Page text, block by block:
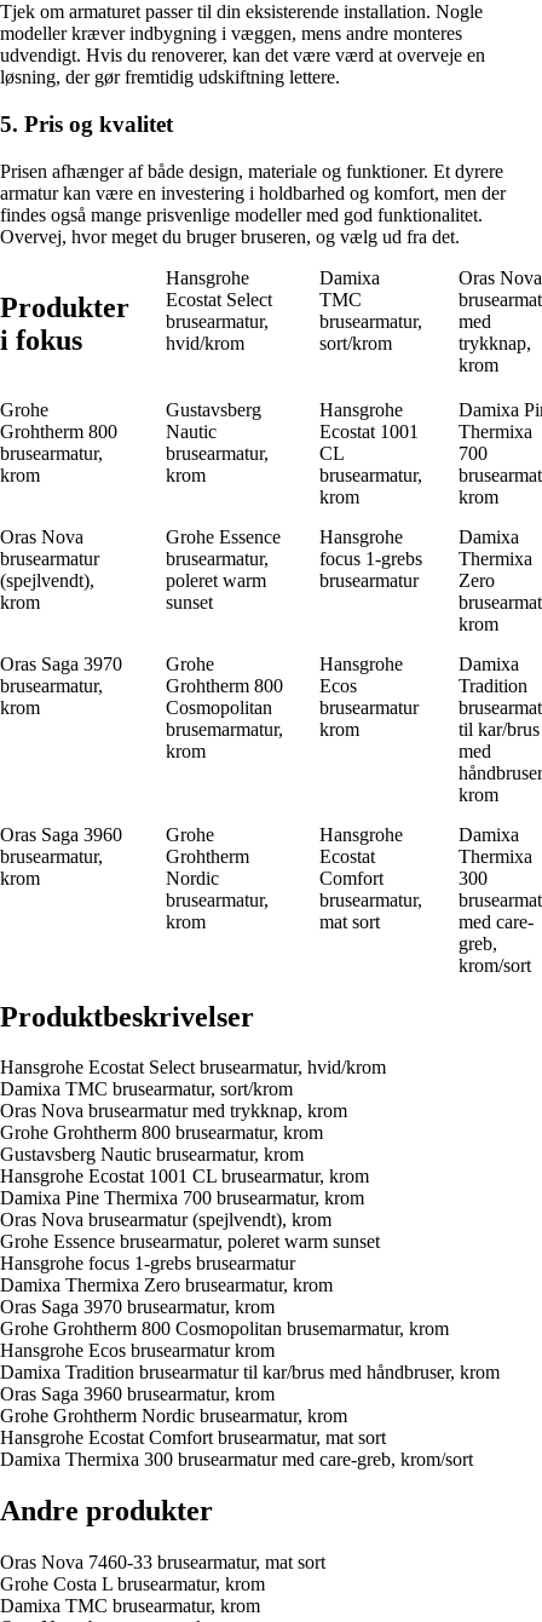
Tjek om armaturet passer til din eksisterende installation. Nogle
modeller kræver indbygning i væggen, mens andre monteres
udvendigt. Hvis du renoverer, kan det være værd at overveje en
løsning, der gør fremtidig udskiftning lettere.
5. Pris og kvalitet
Prisen afhænger af både design, materiale og funktioner. Et dyrere
armatur kan være en investering i holdbarhed og komfort, men der
findes også mange prisvenlige modeller med god funktionalitet.
Overvej, hvor meget du bruger bruseren, og vælg ud fra det.
Produkter
i fokus
Hansgrohe
Ecostat Select
brusearmatur,
hvid/krom
Damixa
TMC
brusearmatur,
sort/krom
Oras Nova
med
trykknap,
krom
Grohe
Grohtherm 800
brusearmatur,
krom
Gustavsberg
Nautic
brusearmatur,
krom
Hansgrohe
Ecostat 1001
CL
brusearmatur,
krom
Damixa
Thermixa
700
krom
Oras Nova
brusearmatur
(spejlvendt),
krom
Grohe Essence
brusearmatur,
poleret warm
sunset
Hansgrohe
focus 1-grebs
brusearmatur
Damixa
Thermixa
Zero
krom
Oras Saga 3970
brusearmatur,
krom
Grohe
Grohtherm 800
Cosmopolitan
brusemarmatur,
krom
Hansgrohe
Ecos
brusearmatur
krom
Damixa
Tradition
til kar/brus
med
krom
Oras Saga 3960
brusearmatur,
krom
Grohe
Grohtherm
Nordic
brusearmatur,
krom
Hansgrohe
Ecostat
Comfort
brusearmatur,
mat sort
Damixa
Thermixa
300
med care-
greb,
krom/sort
Produktbeskrivelser
Hansgrohe Ecostat Select brusearmatur, hvid/krom
Damixa TMC brusearmatur, sort/krom
Oras Nova brusearmatur med trykknap, krom
Grohe Grohtherm 800 brusearmatur, krom
Gustavsberg Nautic brusearmatur, krom
Hansgrohe Ecostat 1001 CL brusearmatur, krom
Damixa Pine Thermixa 700 brusearmatur, krom
Oras Nova brusearmatur (spejlvendt), krom
Grohe Essence brusearmatur, poleret warm sunset
Hansgrohe focus 1-grebs brusearmatur
Damixa Thermixa Zero brusearmatur, krom
Oras Saga 3970 brusearmatur, krom
Grohe Grohtherm 800 Cosmopolitan brusemarmatur, krom
Hansgrohe Ecos brusearmatur krom
Damixa Tradition brusearmatur til kar/brus med håndbruser, krom
Oras Saga 3960 brusearmatur, krom
Grohe Grohtherm Nordic brusearmatur, krom
Hansgrohe Ecostat Comfort brusearmatur, mat sort
Damixa Thermixa 300 brusearmatur med care-greb, krom/sort
Andre produkter
Oras Nova 7460-33 brusearmatur, mat sort
Grohe Costa L brusearmatur, krom
Damixa TMC brusearmatur, krom